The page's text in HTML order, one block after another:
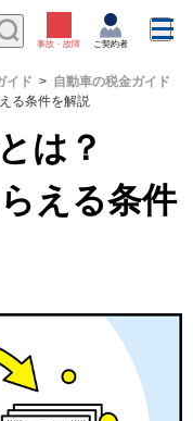
イド
自動車の税金ガイド
る条件を解説
は？
える条件